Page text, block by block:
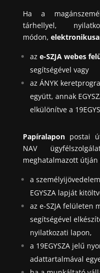
Ha a
tárhellyel,
módon,
az e-SZJA webes
segítségével vagy
az ÁNYK
együtt, annak
elkülönítve a
Papíralapon postai
NAV
meghatalmazott
a
EGYSZA lapját
az e-SZJA felületen
segítségével
nyilatkozati lapon,
a 19EGYSZA jelű
adattartalmával